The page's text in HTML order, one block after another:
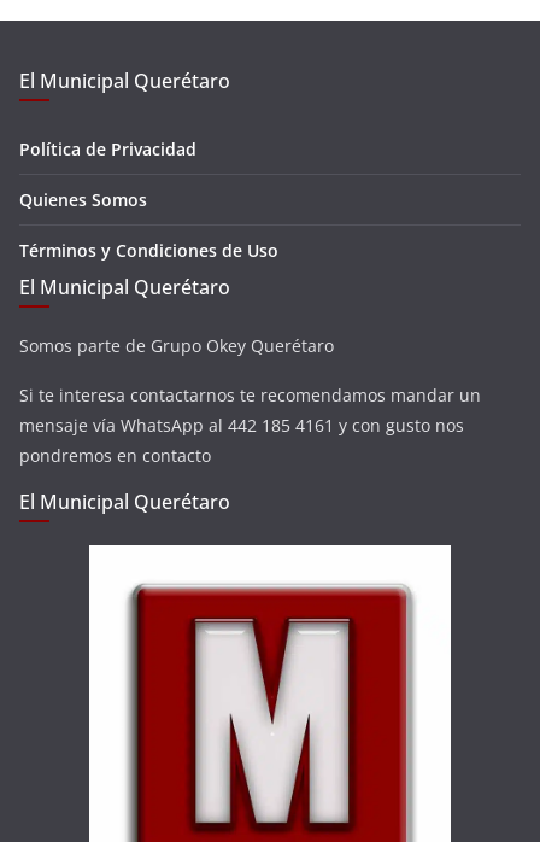
El Municipal Querétaro
Política de Privacidad
Quienes Somos
Términos y Condiciones de Uso
El Municipal Querétaro
Somos parte de Grupo Okey Querétaro
Si te interesa contactarnos te recomendamos mandar un
mensaje vía WhatsApp al 442 185 4161 y con gusto nos
pondremos en contacto
El Municipal Querétaro